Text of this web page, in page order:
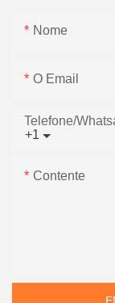
Nome
O Email
+1
Telefone/
Contente